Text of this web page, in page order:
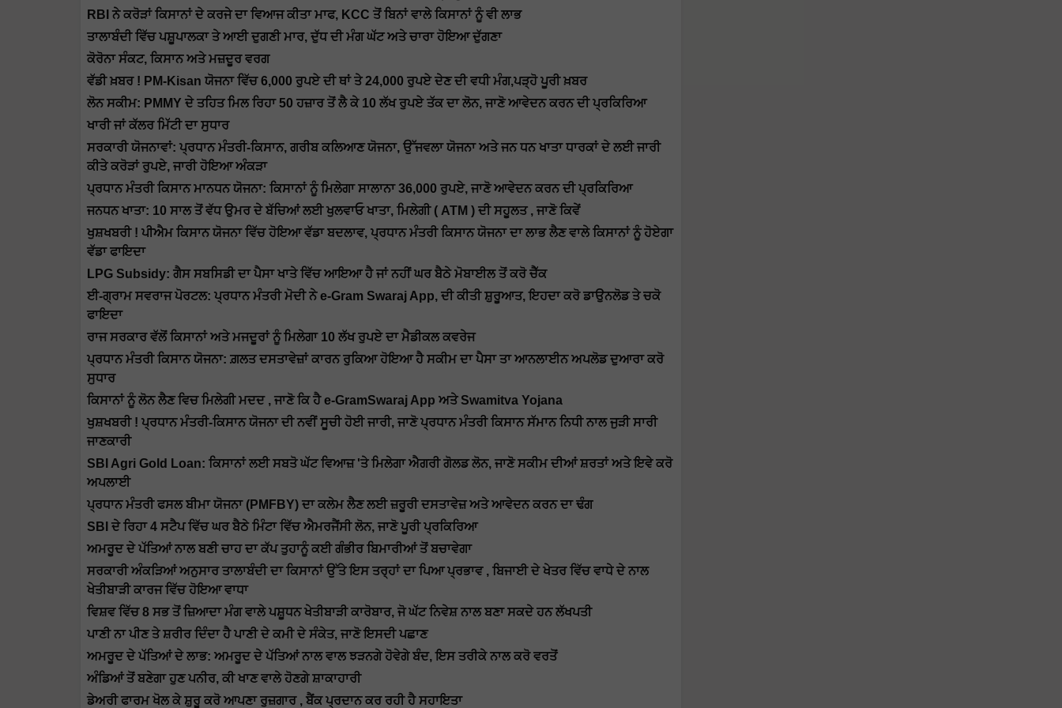
RBI ਨੇ ਕਰੋੜਾਂ ਕਿਸਾਨਾਂ ਦੇ ਕਰਜੇ ਦਾ ਵਿਆਜ ਕੀਤਾ ਮਾਫ, KCC ਤੋਂ ਬਿਨਾਂ ਵਾਲੇ ਕਿਸਾਨਾਂ ਨੂੰ ਵੀ ਲਾਭ
ਤਾਲਾਬੰਦੀ ਵਿੱਚ ਪਸ਼ੂਪਾਲਕਾ ਤੇ ਆਈ ਦੁਗਣੀ ਮਾਰ, ਦੁੱਧ ਦੀ ਮੰਗ ਘੱਟ ਅਤੇ ਚਾਰਾ ਹੋਇਆ ਦੁੱਗਣਾ
ਕੋਰੋਨਾ ਸੰਕਟ, ਕਿਸਾਨ ਅਤੇ ਮਜ਼ਦੂਰ ਵਰਗ
ਵੱਡੀ ਖ਼ਬਰ ! PM-Kisan ਯੋਜਨਾ ਵਿੱਚ 6,000 ਰੁਪਏ ਦੀ ਥਾਂ ਤੇ 24,000 ਰੁਪਏ ਦੇਣ ਦੀ ਵਧੀ ਮੰਗ,ਪੜ੍ਹੋ ਪੂਰੀ ਖ਼ਬਰ
ਲੋਨ ਸਕੀਮ: PMMY ਦੇ ਤਹਿਤ ਮਿਲ ਰਿਹਾ 50 ਹਜ਼ਾਰ ਤੋਂ ਲੈ ਕੇ 10 ਲੱਖ ਰੁਪਏ ਤੱਕ ਦਾ ਲੋਨ, ਜਾਣੋ ਆਵੇਦਨ ਕਰਨ ਦੀ ਪ੍ਰਕਿਰਿਆ
ਖਾਰੀ ਜਾਂ ਕੱਲਰ ਮਿੱਟੀ ਦਾ ਸੁਧਾਰ
ਸਰਕਾਰੀ ਯੋਜਨਾਵਾਂ: ਪ੍ਰਧਾਨ ਮੰਤਰੀ-ਕਿਸਾਨ, ਗਰੀਬ ਕਲਿਆਣ ਯੋਜਨਾ, ਉੱਜਵਲਾ ਯੋਜਨਾ ਅਤੇ ਜਨ ਧਨ ਖਾਤਾ ਧਾਰਕਾਂ ਦੇ ਲਈ ਜਾਰੀ
ਕੀਤੇ ਕਰੋੜਾਂ ਰੁਪਏ, ਜਾਰੀ ਹੋਇਆ ਅੰਕੜਾ
ਪ੍ਰਧਾਨ ਮੰਤਰੀ ਕਿਸਾਨ ਮਾਨਧਨ ਯੋਜਨਾ: ਕਿਸਾਨਾਂ ਨੂੰ ਮਿਲੇਗਾ ਸਾਲਾਨਾ 36,000 ਰੁਪਏ, ਜਾਣੋ ਆਵੇਦਨ ਕਰਨ ਦੀ ਪ੍ਰਕਿਰਿਆ
ਜਨਧਨ ਖਾਤਾ: 10 ਸਾਲ ਤੋਂ ਵੱਧ ਉਮਰ ਦੇ ਬੱਚਿਆਂ ਲਈ ਖੁਲਵਾਓ ਖਾਤਾ, ਮਿਲੇਗੀ ( ATM ) ਦੀ ਸਹੂਲਤ , ਜਾਣੋ ਕਿਵੇਂ
ਖੁਸ਼ਖਬਰੀ ! ਪੀਐਮ ਕਿਸਾਨ ਯੋਜਨਾ ਵਿੱਚ ਹੋਇਆ ਵੱਡਾ ਬਦਲਾਵ, ਪ੍ਰਧਾਨ ਮੰਤਰੀ ਕਿਸਾਨ ਯੋਜਨਾ ਦਾ ਲਾਭ ਲੈਣ ਵਾਲੇ ਕਿਸਾਨਾਂ ਨੂੰ ਹੋਏਗਾ
ਵੱਡਾ ਫਾਇਦਾ
LPG Subsidy: ਗੈਸ ਸਬਸਿਡੀ ਦਾ ਪੈਸਾ ਖਾਤੇ ਵਿੱਚ ਆਇਆ ਹੈ ਜਾਂ ਨਹੀਂ ਘਰ ਬੈਠੇ ਮੋਬਾਈਲ ਤੋਂ ਕਰੋ ਚੈੱਕ
ਈ-ਗ੍ਰਾਮ ਸਵਰਾਜ ਪੋਰਟਲ: ਪ੍ਰਧਾਨ ਮੰਤਰੀ ਮੋਦੀ ਨੇ e-Gram Swaraj App, ਦੀ ਕੀਤੀ ਸ਼ੁਰੂਆਤ, ਇਹਦਾ ਕਰੋ ਡਾਉਨਲੋਡ ਤੇ ਚਕੋ
ਫਾਇਦਾ
ਰਾਜ ਸਰਕਾਰ ਵੱਲੋਂ ਕਿਸਾਨਾਂ ਅਤੇ ਮਜਦੂਰਾਂ ਨੂੰ ਮਿਲੇਗਾ 10 ਲੱਖ ਰੁਪਏ ਦਾ ਮੈਡੀਕਲ ਕਵਰੇਜ
ਪ੍ਰਧਾਨ ਮੰਤਰੀ ਕਿਸਾਨ ਯੋਜਨਾ: ਗ਼ਲਤ ਦਸਤਾਵੇਜ਼ਾਂ ਕਾਰਨ ਰੁਕਿਆ ਹੋਇਆ ਹੈ ਸਕੀਮ ਦਾ ਪੈਸਾ ਤਾ ਆਨਲਾਈਨ ਅਪਲੋਡ ਦੁਆਰਾ ਕਰੋ
ਸੁਧਾਰ
ਕਿਸਾਨਾਂ ਨੂੰ ਲੋਨ ਲੈਣ ਵਿਚ ਮਿਲੇਗੀ ਮਦਦ , ਜਾਣੋ ਕਿ ਹੈ e-GramSwaraj App ਅਤੇ Swamitva Yojana
ਖੁਸ਼ਖਬਰੀ ! ਪ੍ਰਧਾਨ ਮੰਤਰੀ-ਕਿਸਾਨ ਯੋਜਨਾ ਦੀ ਨਵੀਂ ਸੂਚੀ ਹੋਈ ਜਾਰੀ, ਜਾਣੋ ਪ੍ਰਧਾਨ ਮੰਤਰੀ ਕਿਸਾਨ ਸੱਮਾਨ ਨਿਧੀ ਨਾਲ ਜੁੜੀ ਸਾਰੀ
ਜਾਣਕਾਰੀ
SBI Agri Gold Loan: ਕਿਸਾਨਾਂ ਲਈ ਸਬਤੋ ਘੱਟ ਵਿਆਜ਼ 'ਤੇ ਮਿਲੇਗਾ ਐਗਰੀ ਗੋਲਡ ਲੋਨ, ਜਾਣੋ ਸਕੀਮ ਦੀਆਂ ਸ਼ਰਤਾਂ ਅਤੇ ਇਵੇ ਕਰੋ
ਅਪਲਾਈ
ਪ੍ਰਧਾਨ ਮੰਤਰੀ ਫਸਲ ਬੀਮਾ ਯੋਜਨਾ (PMFBY) ਦਾ ਕਲੇਮ ਲੈਣ ਲਈ ਜ਼ਰੂਰੀ ਦਸਤਾਵੇਜ਼ ਅਤੇ ਆਵੇਦਨ ਕਰਨ ਦਾ ਢੰਗ
SBI ਦੇ ਰਿਹਾ 4 ਸਟੈਪ ਵਿੱਚ ਘਰ ਬੈਠੇ ਮਿੰਟਾ ਵਿੱਚ ਐਮਰਜੈਂਸੀ ਲੋਨ, ਜਾਣੋ ਪੂਰੀ ਪ੍ਰਕਿਰਿਆ
ਅਮਰੂਦ ਦੇ ਪੱਤਿਆਂ ਨਾਲ ਬਣੀ ਚਾਹ ਦਾ ਕੱਪ ਤੁਹਾਨੂੰ ਕਈ ਗੰਭੀਰ ਬਿਮਾਰੀਆਂ ਤੋਂ ਬਚਾਵੇਗਾ
ਸਰਕਾਰੀ ਅੰਕੜਿਆਂ ਅਨੁਸਾਰ ਤਾਲਾਬੰਦੀ ਦਾ ਕਿਸਾਨਾਂ ਉੱਤੇ ਇਸ ਤਰ੍ਹਾਂ ਦਾ ਪਿਆ ਪ੍ਰਭਾਵ , ਬਿਜਾਈ ਦੇ ਖੇਤਰ ਵਿੱਚ ਵਾਧੇ ਦੇ ਨਾਲ
ਖੇਤੀਬਾੜੀ ਕਾਰਜ ਵਿੱਚ ਹੋਇਆ ਵਾਧਾ
ਵਿਸ਼ਵ ਵਿੱਚ 8 ਸਭ ਤੋਂ ਜ਼ਿਆਦਾ ਮੰਗ ਵਾਲੇ ਪਸ਼ੂਧਨ ਖੇਤੀਬਾੜੀ ਕਾਰੋਬਾਰ, ਜੋ ਘੱਟ ਨਿਵੇਸ਼ ਨਾਲ ਬਣਾ ਸਕਦੇ ਹਨ ਲੱਖਪਤੀ
ਪਾਣੀ ਨਾ ਪੀਣ ਤੇ ਸ਼ਰੀਰ ਦਿੰਦਾ ਹੈ ਪਾਣੀ ਦੇ ਕਮੀ ਦੇ ਸੰਕੇਤ, ਜਾਣੋ ਇਸਦੀ ਪਛਾਣ
ਅਮਰੂਦ ਦੇ ਪੱਤਿਆਂ ਦੇ ਲਾਭ: ਅਮਰੂਦ ਦੇ ਪੱਤਿਆਂ ਨਾਲ ਵਾਲ ਝੜਨਗੇ ਹੋਵੇਗੇ ਬੰਦ, ਇਸ ਤਰੀਕੇ ਨਾਲ ਕਰੋ ਵਰਤੋਂ
ਅੰਡਿਆਂ ਤੋਂ ਬਣੇਗਾ ਹੁਣ ਪਨੀਰ, ਕੀ ਖਾਣ ਵਾਲੇ ਹੋਣਗੇ ਸ਼ਾਕਾਹਾਰੀ
ਡੇਅਰੀ ਫਾਰਮ ਖੋਲ ਕੇ ਸ਼ੁਰੂ ਕਰੋ ਆਪਣਾ ਰੁਜ਼ਗਾਰ , ਬੈਂਕ ਪ੍ਰਦਾਨ ਕਰ ਰਹੀ ਹੈ ਸਹਾਇਤਾ